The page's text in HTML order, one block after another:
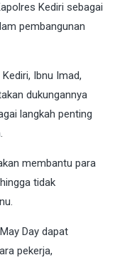
Kediri sebagai
pembangunan
Ibnu Imad,
dukungannya
langkah penting
membantu para
tidak
Day dapat
pekerja,